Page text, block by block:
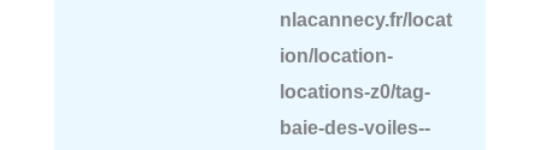
nlacannecy.fr/locat
ion/location-
locations-z0/tag-
baie-des-voiles--